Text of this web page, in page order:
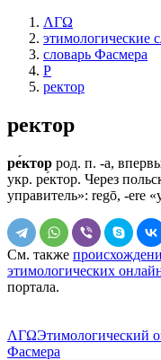
ΛΓΩ
этимологические
словарь Фасмера
Р
ректор
ректор
ре́ктор род. п. -а,
укр. ре́ктор. Через
управитель»: regō, -еrе
См. также
этимологических
портала.
ΛΓΩЭтимологический
Фасмера